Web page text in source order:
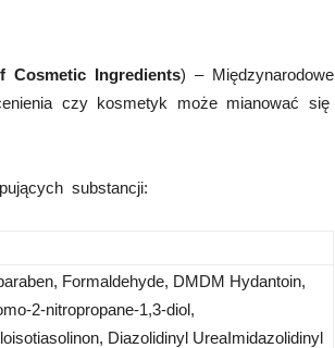
Cosmetic Ingredients) – Międzynarodowe
czy kosmetyk może mianować się
substancji:
Formaldehyde, DMDM Hydantoin,
2-nitropropane-1,3-diol,
Diazolidinyl UreaImidazolidinyl